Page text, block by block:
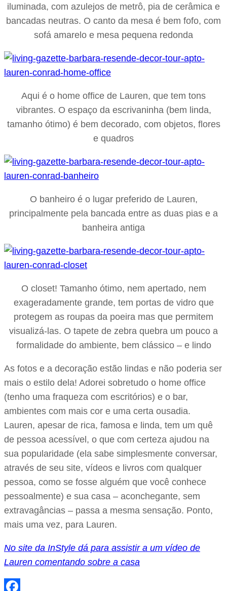
iluminada, com azulejos de metrô, pia de cerâmica e
bancadas neutras. O canto da mesa é bem fofo, com
sofá amarelo e mesa pequena redonda
Aqui é o home office de Lauren, que tem tons
vibrantes. O espaço da escrivaninha (bem linda,
tamanho ótimo) é bem decorado, com objetos, flores
e quadros
O banheiro é o lugar preferido de Lauren,
principalmente pela bancada entre as duas pias e a
banheira antiga
O closet! Tamanho ótimo, nem apertado, nem
exageradamente grande, tem portas de vidro que
protegem as roupas da poeira mas que permitem
visualizá-las. O tapete de zebra quebra um pouco a
formalidade do ambiente, bem clássico – e lindo
As fotos e a decoração estão lindas e não poderia ser
mais o estilo dela! Adorei sobretudo o home office
(tenho uma fraqueza com escritórios) e o bar,
ambientes com mais cor e uma certa ousadia.
Lauren, apesar de rica, famosa e linda, tem um quê
de pessoa acessível, o que com certeza ajudou na
sua popularidade (ela sabe simplesmente conversar,
através de seu site, vídeos e livros com qualquer
pessoa, como se fosse alguém que você conhece
pessoalmente) e sua casa – aconchegante, sem
extravagâncias – passa a mesma sensação. Ponto,
mais uma vez, para Lauren.
No site da InStyle dá para assistir a um vídeo de
Lauren comentando sobre a casa